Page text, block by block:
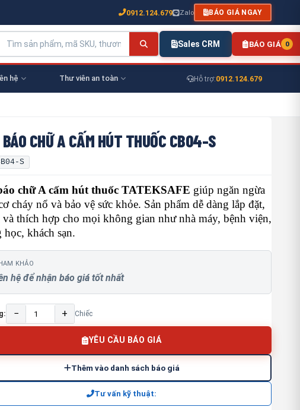
0912.124.679 Zalo BÁO GIÁ NGAY
Sales CRM BÁO GIÁ 0
hệ Thư viên an toàn Hỗ trợ:0912.124.679
CHỮ A CẤM HÚT THUỐC CB04-S
S
chữ A cấm hút thuốc TATEKSAFE giúp ngăn ngừa
cháy nổ và bảo vệ sức khỏe. Sản phẩm dễ dàng lắp đặt,
và thích hợp cho mọi không gian như nhà máy, bệnh viện,
học, khách sạn.
KHẢO
hệ để nhận báo giá tốt nhất
− + Chiếc
YÊU CẦU BÁO GIÁ
Thêm vào danh sách báo giá
Tư vấn kỹ thuật: